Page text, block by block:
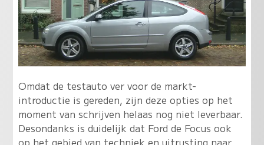
Omdat de testauto ver voor de markt-
introductie is gereden, zijn deze opties op het
moment van schrijven helaas nog niet leverbaar.
Desondanks is duidelijk dat Ford de Focus ook
op het gebied van techniek en uitrusting naar